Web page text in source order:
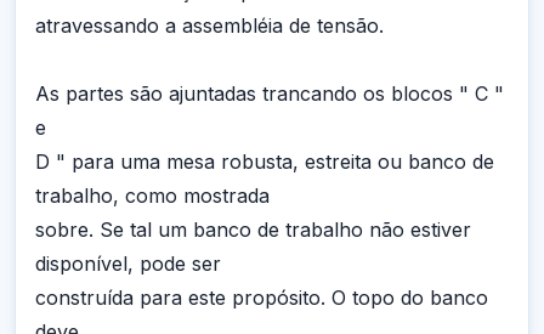
atravessando a assembléia de tensão.
As partes são ajuntadas trancando os blocos " C "
e
D " para uma mesa robusta, estreita ou banco de
trabalho, como mostrada
sobre. Se tal um banco de trabalho não estiver
disponível, pode ser
construída para este propósito. O topo do banco